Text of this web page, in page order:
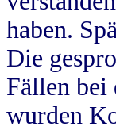
haben.
Die
Fällen bei
wurden